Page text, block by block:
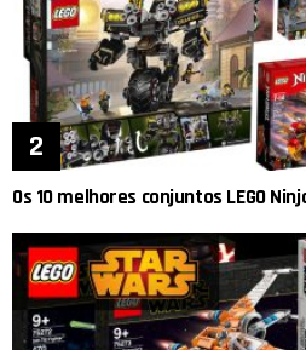
Os 10 melhores conjuntos LEGO